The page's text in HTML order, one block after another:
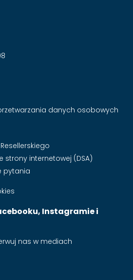
danych osobowych
strony internetowej (DSA)
pytania
Instagramie i
nas w mediach